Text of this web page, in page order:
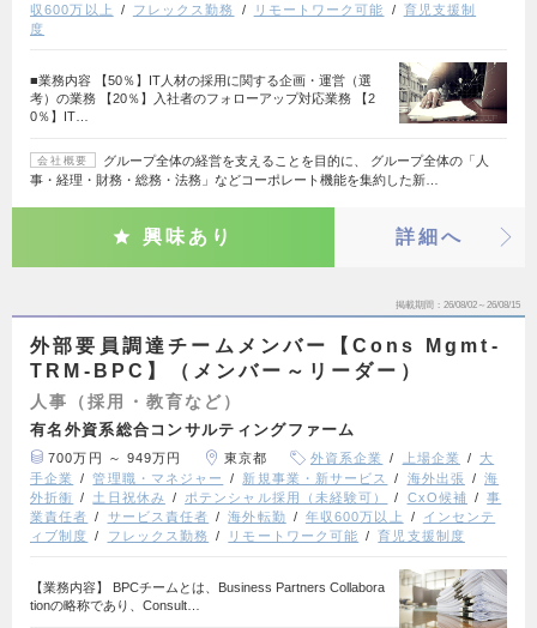
収600万以上
フレックス勤務 リモートワーク可能
育児支援制
度
■業務内容 【50％】IT人材の採用に関する企画・運営（選
考）の業務 【20％】入社者のフォローアップ対応業務 【2
0％】IT…
会社概要
グループ全体の経営を支えることを目的に、 グループ全体の「人
事・経理・財務・総務・法務」などコーポレート機能を集約した新…
興味あり 詳細へ
掲載期間 26/08/02～26/08/15
外部要員調達チームメンバー【Cons Mgmt-
TRM-BPC】（メンバー～リーダー）
人事（採用・教育など）
有名外資系総合コンサルティングファーム
700万円 ～ 949万円 東京都 外資系企業 上場企業
大
手企業
管理職・マネジャー 新規事業・新サービス 海外出張
海
外折衝
土日祝休み ポテンシャル採用（未経験可） CxO候補
事
業責任者
サービス責任者 海外転勤 年収600万以上
インセンテ
ィブ制度
フレックス勤務 リモートワーク可能 育児支援制度
【業務内容】 BPCチームとは、Business Partners Collabora
tionの略称であり、Consult…